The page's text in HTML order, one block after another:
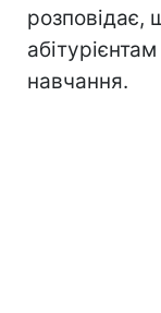
розповідає,
навчання.